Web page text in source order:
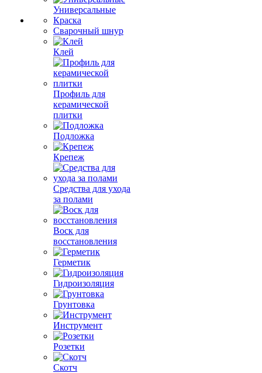
Универсальные
Краска
Сварочный шнур
Клей
Профиль для
керамической
плитки
Подложка
Крепеж
Средства для ухода
за полами
Воск для
восстановления
Герметик
Гидроизоляция
Грунтовка
Инструмент
Розетки
Скотч